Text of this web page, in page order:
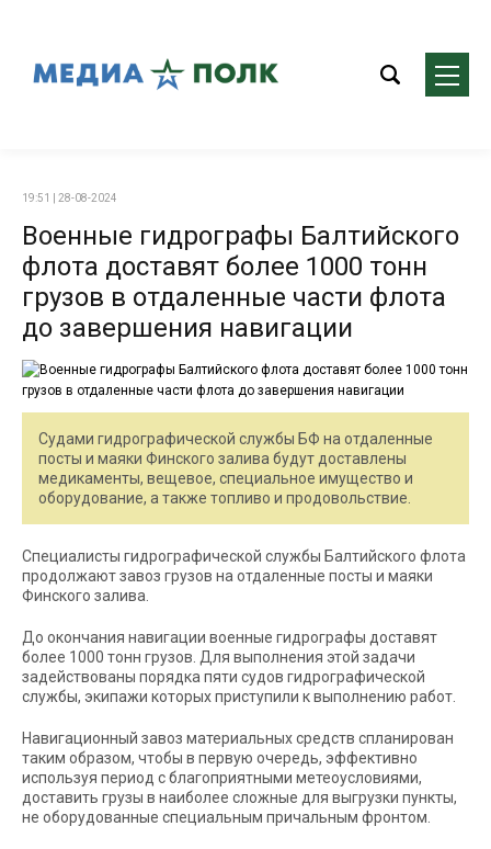
19:51 | 28-08-2024
Военные гидрографы Балтийского
флота доставят более 1000 тонн
грузов в отдаленные части флота
до завершения навигации
Судами гидрографической службы БФ на отдаленные
посты и маяки Финского залива будут доставлены
медикаменты, вещевое, специальное имущество и
оборудование, а также топливо и продовольствие.
Специалисты гидрографической службы Балтийского флота
продолжают завоз грузов на отдаленные посты и маяки
Финского залива.
До окончания навигации военные гидрографы доставят
более 1000 тонн грузов. Для выполнения этой задачи
задействованы порядка пяти судов гидрографической
службы, экипажи которых приступили к выполнению работ.
Навигационный завоз материальных средств спланирован
таким образом, чтобы в первую очередь, эффективно
используя период с благоприятными метеоусловиями,
доставить грузы в наиболее сложные для выгрузки пункты,
не оборудованные специальным причальным фронтом.